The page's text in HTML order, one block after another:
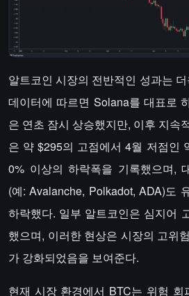
알트코인 시장의 전반적인 성과는
데이터에 따르면 Solana를 대표로
은 연초 잠시 상승했지만, 이후 지속
은 약 $295의 고점에서 4월 저점인
0% 이상의 하락폭을 기록했으며,
(예: Avalanche, Polkadot, ADA)도
하락했다. 일부 알트코인은 심지어
했으며, 이러한 현상은 시장의 고위
가 강화되었음을 보여준다.
현재 시장 환경에서 BTC는 위험 회